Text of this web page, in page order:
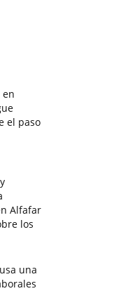
en
el paso
Alfafar
los
una